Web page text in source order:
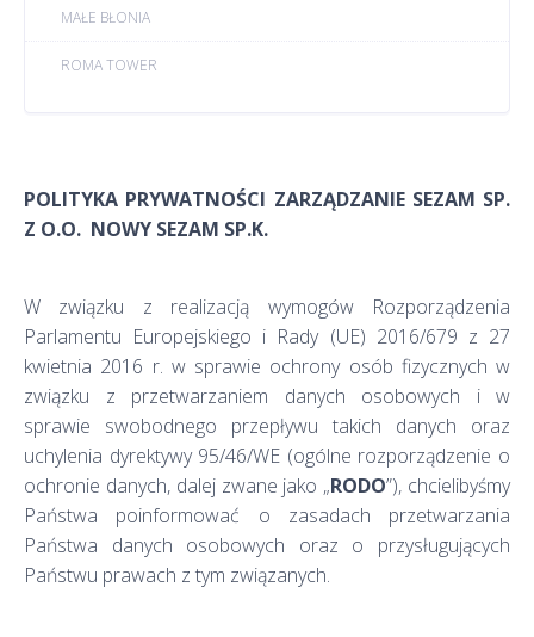
MAŁE BŁONIA
ROMA TOWER
POLITYKA PRYWATNOŚCI ZARZĄDZANIE SEZAM SP.
Z O.O. NOWY SEZAM SP.K.
W związku z realizacją wymogów Rozporządzenia
Parlamentu Europejskiego i Rady (UE) 2016/679 z 27
kwietnia 2016 r. w sprawie ochrony osób fizycznych w
związku z przetwarzaniem danych osobowych i w
sprawie swobodnego przepływu takich danych oraz
uchylenia dyrektywy 95/46/WE (ogólne rozporządzenie o
ochronie danych, dalej zwane jako „RODO”), chcielibyśmy
Państwa poinformować o zasadach przetwarzania
Państwa danych osobowych oraz o przysługujących
Państwu prawach z tym związanych.